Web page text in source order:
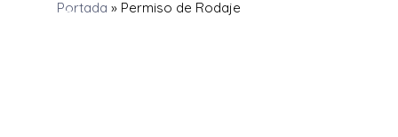
Portada » Permiso de Rodaje